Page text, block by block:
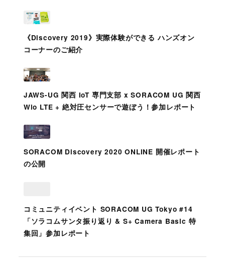
《Discovery 2019》実際体験ができる ハンズオン
コーナーのご紹介
JAWS-UG 関西 IoT 専門支部 x SORACOM UG 関西
Wio LTE + 絶対圧センサーで遊ぼう！参加レポート
SORACOM Discovery 2020 ONLINE 開催レポート
の公開
コミュニティイベント SORACOM UG Tokyo #14
「ソラコムサンタ振り返り & S+ Camera Basic 特
集回」参加レポート